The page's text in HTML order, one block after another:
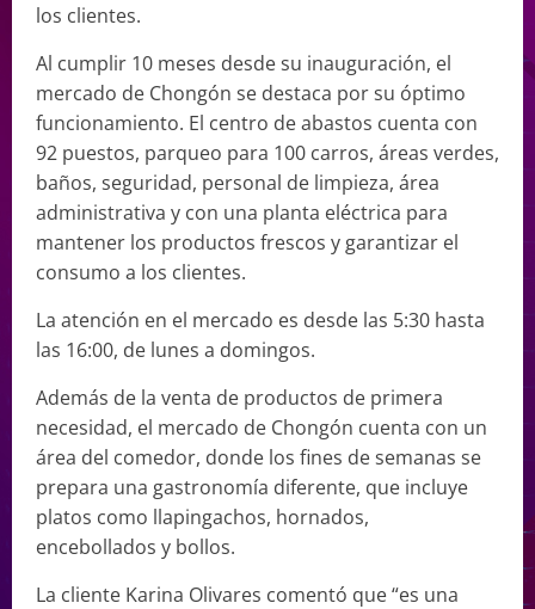
los clientes.
Al cumplir 10 meses desde su inauguración, el
mercado de Chongón se destaca por su óptimo
funcionamiento. El centro de abastos cuenta con
92 puestos, parqueo para 100 carros, áreas verdes,
baños, seguridad, personal de limpieza, área
administrativa y con una planta eléctrica para
mantener los productos frescos y garantizar el
consumo a los clientes.
La atención en el mercado es desde las 5:30 hasta
las 16:00, de lunes a domingos.
Además de la venta de productos de primera
necesidad, el mercado de Chongón cuenta con un
área del comedor, donde los fines de semanas se
prepara una gastronomía diferente, que incluye
platos como llapingachos, hornados,
encebollados y bollos.
La cliente Karina Olivares comentó que “es una